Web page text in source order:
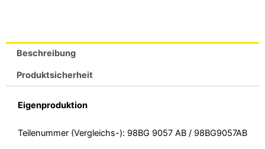
Beschreibung
Produktsicherheit
Eigenproduktion
Teilenummer (Vergleichs-): 98BG 9057 AB / 98BG9057AB